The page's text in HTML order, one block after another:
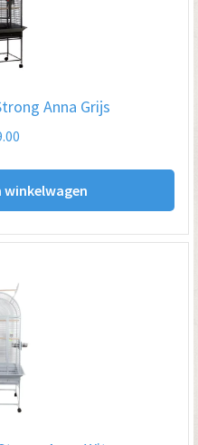
Anna Grijs
winkelwagen